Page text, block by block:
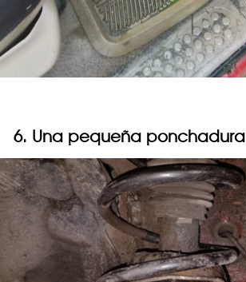
6. Una pequeña ponchadura